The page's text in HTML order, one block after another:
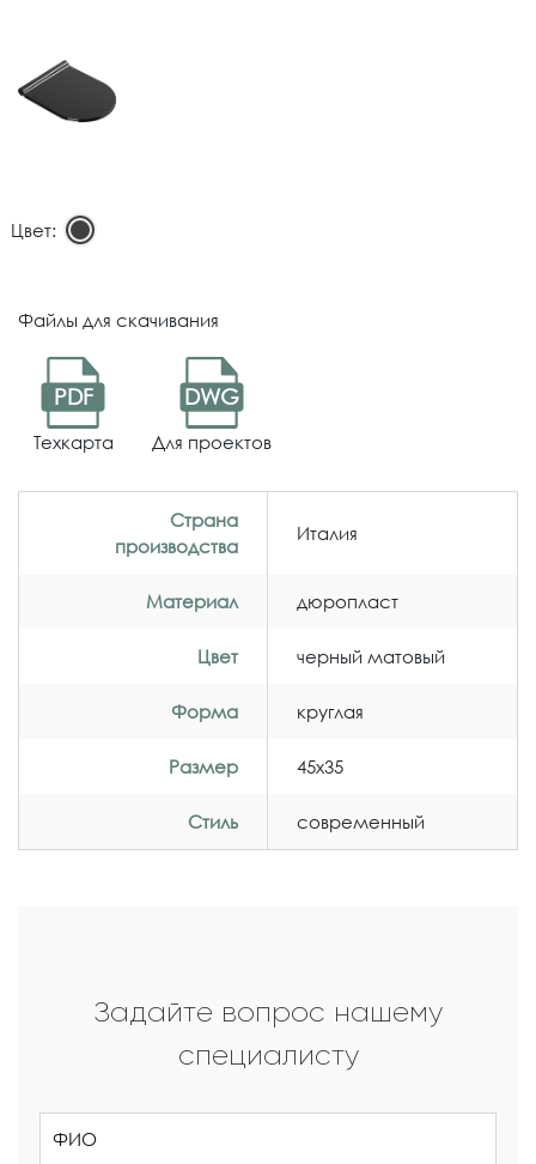
Цвет:
Файлы для скачивания
PDF
Техкарта
DWG
Для проектов
Страна
производства
Италия
Материал дюропласт
Цвет черный матовый
Форма круглая
Размер 45x35
Стиль современный
Задайте вопрос нашему
специалисту